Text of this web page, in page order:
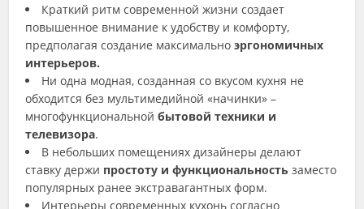
Краткий ритм современной жизни создает
повышенное внимание к удобству и комфорту,
предполагая создание максимальноэргономичных
интерьеров.
Ни одна модная, созданная со вкусом кухня не
обходится без мультимедийной «начинки» –
многофункциональнойбытовой техники и
телевизора.
В небольших помещениях дизайнеры делают
ставку держи простоту и функциональность заместо
популярных ранее экстравагантных форм.
Интерьеры современных кухонь согласно